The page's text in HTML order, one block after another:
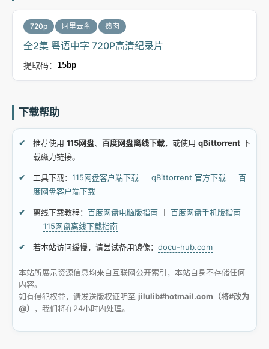
720p 阿里云盘 熟肉
全2集 粤语中字 720P高清纪录片
提取码： 15bp
下载帮助
推荐使用 115网盘、 百度网盘离线下载，或使用 qBittorrent 下
载磁力链接。
工具下载： 115网盘客户端下载 qBittorrent 官方下载
百
度网盘客户端下载
离线下载教程： 百度网盘电脑版指南
百度网盘手机版指南
115网盘离线下载指南
若本站访问缓慢，请尝试备用镜像： docu-hub.com
本站所展示资源信息均来自互联网公开索引，本站自身不存储任何
内容。
如有侵犯权益，请发送版权证明至 jilulib#hotmail.com（将#改为
@）
，我们将在24小时内处理。